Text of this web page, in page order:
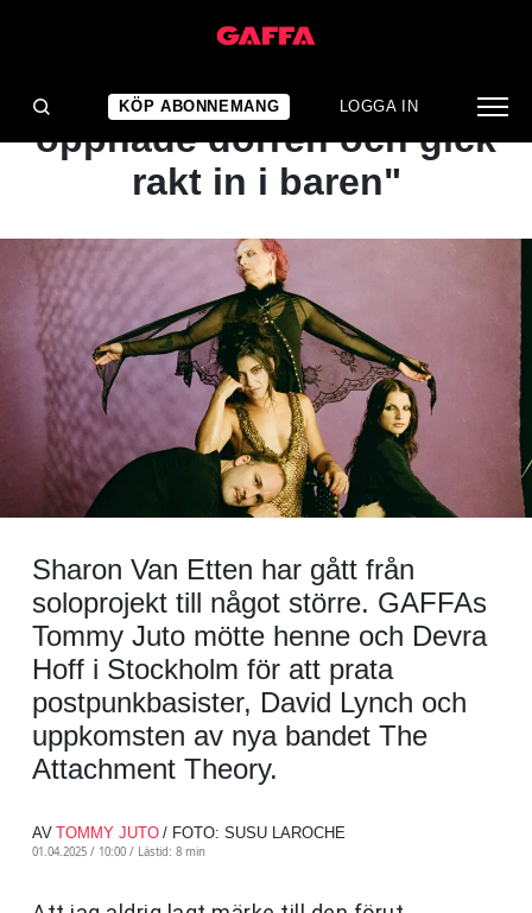
KÖP ABONNEMANG LOGGA IN
INTERVJU
Sharon Van Etten: "Vi
öppnade dörren och gick
rakt in i baren"
Sharon Van Etten har gått från
soloprojekt till något större. GAFFAs
Tommy Juto mötte henne och Devra
Hoff i Stockholm för att prata
postpunkbasister, David Lynch och
uppkomsten av nya bandet The
Attachment Theory.
AV TOMMY JUTO / FOTO: SUSU LAROCHE
01.04.2025 / 10:00 / Lästid: 8 min